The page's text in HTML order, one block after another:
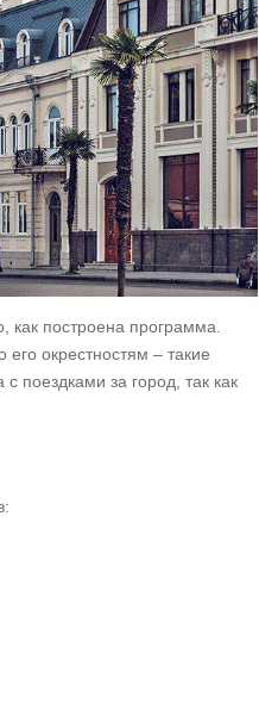
как построена программа.
окрестностям – такие
поездками за город, так как